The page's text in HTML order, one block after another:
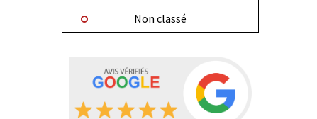
Non classé